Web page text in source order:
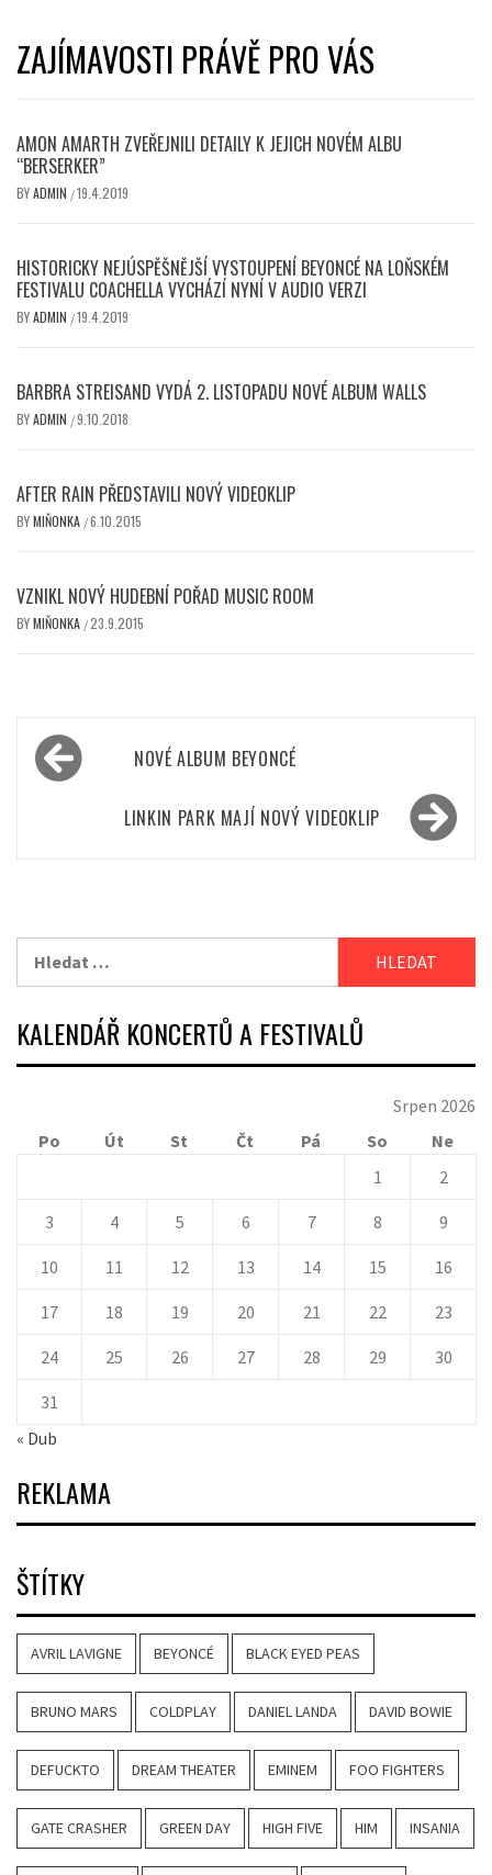
ZAJÍMAVOSTI PRÁVĚ PRO VÁS
AMON AMARTH ZVEŘEJNILI DETAILY K JEJICH NOVÉM ALBU
“BERSERKER”
BYADMIN /19.4.2019
HISTORICKY NEJÚSPĚŠNĚJŠÍ VYSTOUPENÍ BEYONCÉ NA LOŇSKÉM
FESTIVALU COACHELLA VYCHÁZÍ NYNÍ V AUDIO VERZI
BYADMIN /19.4.2019
BARBRA STREISAND VYDÁ 2. LISTOPADU NOVÉ ALBUM WALLS
BYADMIN /9.10.2018
AFTER RAIN PŘEDSTAVILI NOVÝ VIDEOKLIP
BYMIŇONKA /6.10.2015
VZNIKL NOVÝ HUDEBNÍ POŘAD MUSIC ROOM
BYMIŇONKA /23.9.2015
Navigace
pro
příspěvek
NOVÉ ALBUM BEYONCÉ
LINKIN PARK MAJÍ NOVÝ VIDEOKLIP
KALENDÁŘ KONCERTŮ A FESTIVALŮ
Srpen 2026
Po
Út St Čt Pá So
Ne
1
2
3 4 5 6 7 8 9
10 11 12 13 14 15 16
17 18 19 20 21 22 23
24 25 26 27 28 29 30
31
« Dub
REKLAMA
ŠTÍTKY
AVRIL LAVIGNE BEYONCÉ BLACK EYED PEAS
BRUNO MARS COLDPLAY DANIEL LANDA DAVID BOWIE
DEFUCKTO DREAM THEATER EMINEM FOO FIGHTERS
GATE CRASHER GREEN DAY HIGH FIVE HIM INSANIA